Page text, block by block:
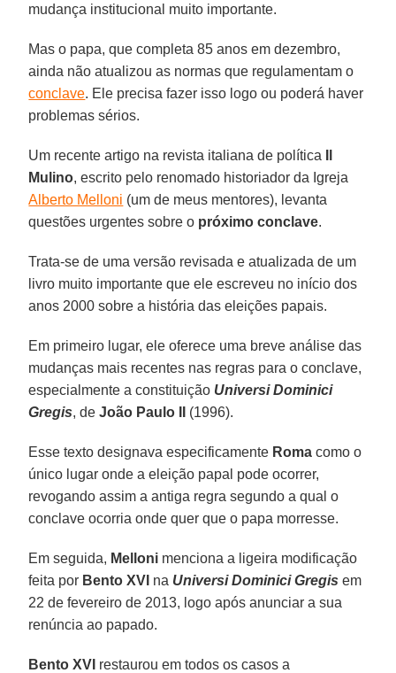
mudança institucional muito importante.
Mas o papa, que completa 85 anos em dezembro,
ainda não atualizou as normas que regulamentam o
conclave. Ele precisa fazer isso logo ou poderá haver
problemas sérios.
Um recente artigo na revista italiana de política
Mulino, escrito pelo renomado historiador da Igreja
Alberto Melloni (um de meus mentores), levanta
questões urgentes sobre o próximo conclave.
Trata-se de uma versão revisada e atualizada de um
livro muito importante que ele escreveu no início dos
anos 2000 sobre a história das eleições papais.
Em primeiro lugar, ele oferece uma breve análise das
mudanças mais recentes nas regras para o conclave,
especialmente a constituição Universi Dominici
Gregis, deJoão Paulo II (1996).
Esse texto designava especificamente Roma como o
único lugar onde a eleição papal pode ocorrer,
revogando assim a antiga regra segundo a qual o
conclave ocorria onde quer que o papa morresse.
Em seguida, Melloni menciona a ligeira modificação
feita por Bento XVI na Universi Dominici Gregis em
22 de fevereiro de 2013, logo após anunciar a sua
renúncia ao papado.
Bento XVI restaurou em todos os casos a